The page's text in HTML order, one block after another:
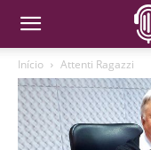
Início Attenti Ragazzi